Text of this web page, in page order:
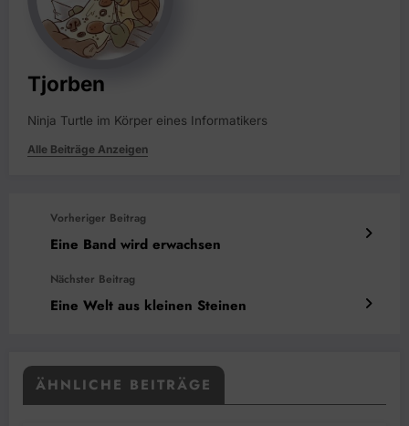
Tjorben
Ninja Turtle im Körper eines Informatikers
Alle Beiträge Anzeigen
Vorheriger Beitrag
Eine Band wird erwachsen
Nächster Beitrag
Eine Welt aus kleinen Steinen
ÄHNLICHE BEITRÄGE